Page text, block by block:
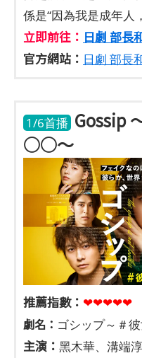
係是“因為我是成年人
立即前往： 日劇 部長
官方網站： 日劇 部長
1/6首播 Gossip
○○～
推薦指數： ❤❤❤❤❤
劇名： ゴシップ～＃
主演： 黑木華、溝端